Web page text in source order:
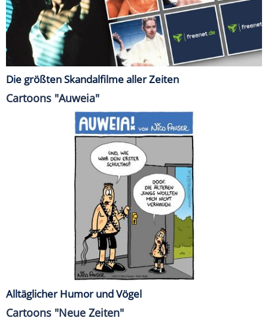
Die größten Skandalfilme aller Zeiten
Cartoons "Auweia"
Alltäglicher Humor und Vögel
Cartoons "Neue Zeiten"